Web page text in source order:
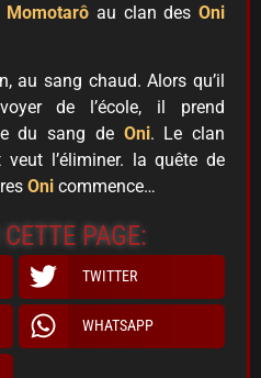
Momotarô au clan des Oni
au sang chaud. Alors qu’il
de l’école, il prend
du sang de Oni. Le clan
veut l’éliminer. la quête de
Oni commence…
PAGE:
TWITTER
WHATSAPP